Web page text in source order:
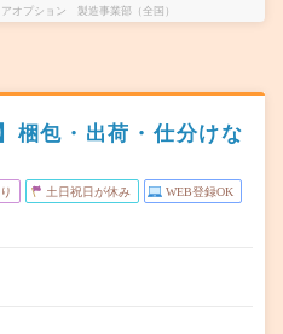
オプション 製造事業部（全国）
梱包・出荷・仕分けな
土日祝日が休み WEB登録OK